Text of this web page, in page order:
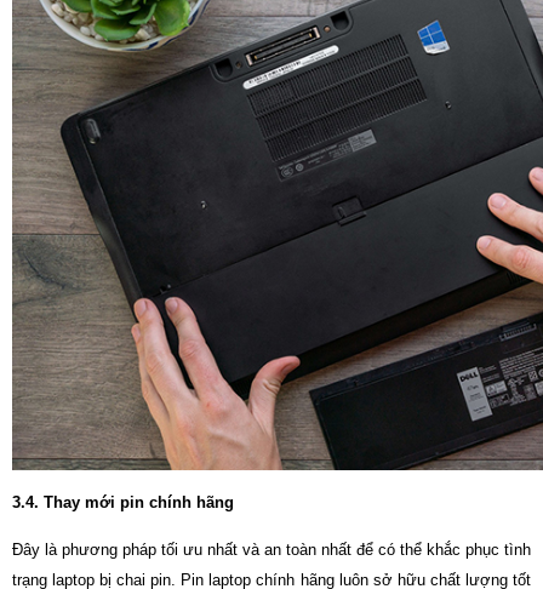
3.4. Thay mới pin chính hãng
Đây là phương pháp tối ưu nhất và an toàn nhất để có thể khắc phục tình
trạng laptop bị chai pin. Pin laptop chính hãng luôn sở hữu chất lượng tốt